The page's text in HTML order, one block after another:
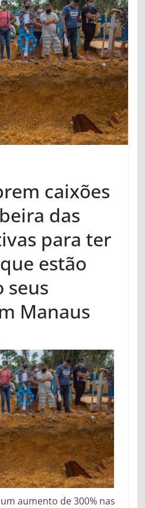
caixões
das
para ter
estão
seus
Manaus
aumento de 300% nas